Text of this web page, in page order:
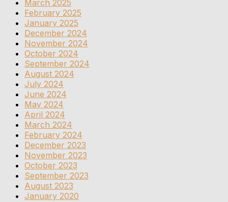
March 2025
February 2025
January 2025
December 2024
November 2024
October 2024
September 2024
August 2024
July 2024
June 2024
May 2024
April 2024
March 2024
February 2024
December 2023
November 2023
October 2023
September 2023
August 2023
January 2020